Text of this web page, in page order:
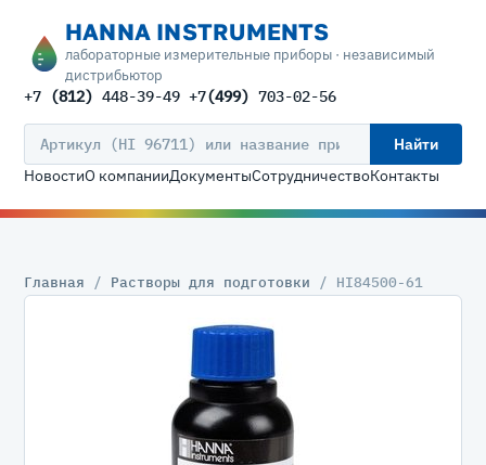
HANNA INSTRUMENTS
лабораторные измерительные приборы · независимый
дистрибьютор
+7 (812) 448-39-49 +7(499) 703-02-56
Найти
НовостиО компанииДокументыСотрудничествоКонтакты
Главная / Растворы для подготовки / HI84500-61